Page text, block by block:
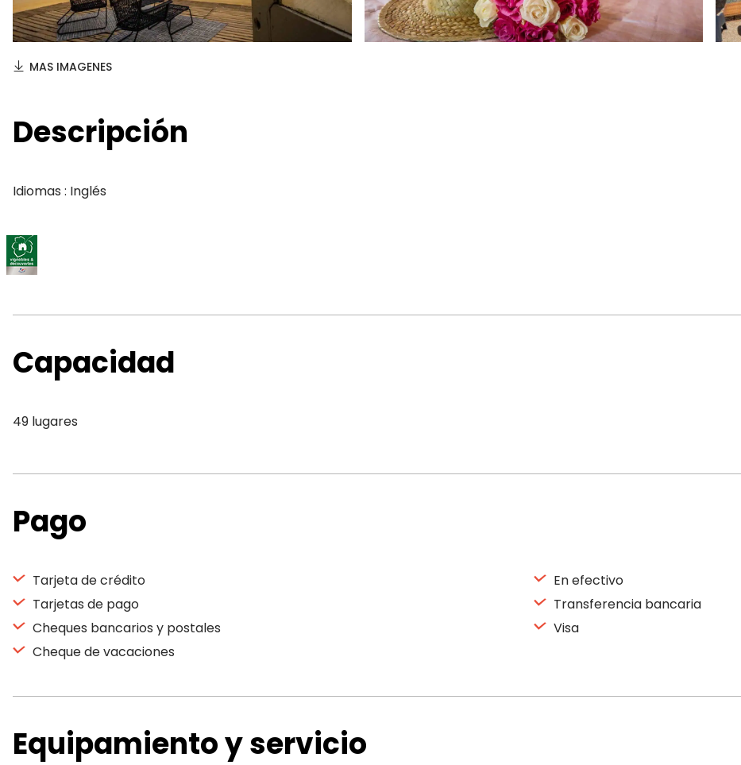
MAS IMAGENES
Descripción
Idiomas : Inglés
Capacidad
49 lugares
Pago
Tarjeta de crédito
Tarjetas de pago
Cheques bancarios y postales
Cheque de vacaciones
En efectivo
Transferencia bancaria
Visa
Equipamiento y servicio